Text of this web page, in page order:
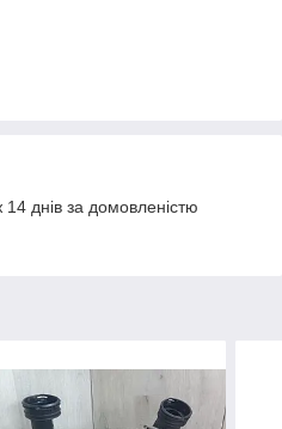
днів за домовленістю